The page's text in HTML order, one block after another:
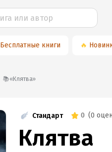
Бесплатные книги 🔥
📚«Клятва»
Стандарт 0 (0
Клятва